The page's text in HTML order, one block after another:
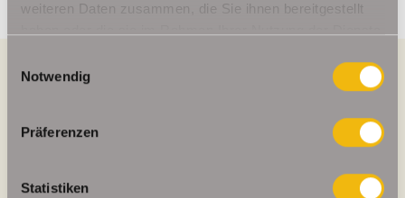
weiteren Daten zusammen, die Sie ihnen bereitgestellt
Notwendig
Präferenzen
Statistiken